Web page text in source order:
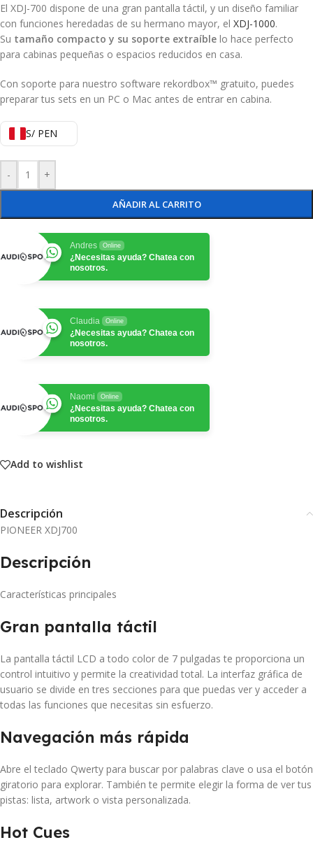
El XDJ-700 dispone de una gran pantalla táctil, y un diseño familiar
con funciones heredadas de su hermano mayor, el XDJ-1000.
Su tamaño compacto y su soporte extraíble lo hace perfecto
para cabinas pequeñas o espacios reducidos en casa.
Con soporte para nuestro software rekordbox™ gratuito, puedes
preparar tus sets en un PC o Mac antes de entrar en cabina.
S/ PEN
- +
AÑADIR AL CARRITO
Andres Online
¿Necesitas ayuda? Chatea con
nosotros.
Claudia Online
¿Necesitas ayuda? Chatea con
nosotros.
Naomi Online
¿Necesitas ayuda? Chatea con
nosotros.
Add to wishlist
Descripción
PIONEER XDJ700
Descripción
Características principales
Gran pantalla táctil
La pantalla táctil LCD a todo color de 7 pulgadas te proporciona un
control intuitivo y permite la creatividad total. La interfaz gráfica de
usuario se divide en tres secciones para que puedas ver y acceder a
todas las funciones que necesitas sin esfuerzo.
Navegación más rápida
Abre el teclado Qwerty para buscar por palabras clave o usa el botón
giratorio para explorar. También te permite elegir la forma de ver tus
pistas: lista, artwork o vista personalizada.
Hot Cues